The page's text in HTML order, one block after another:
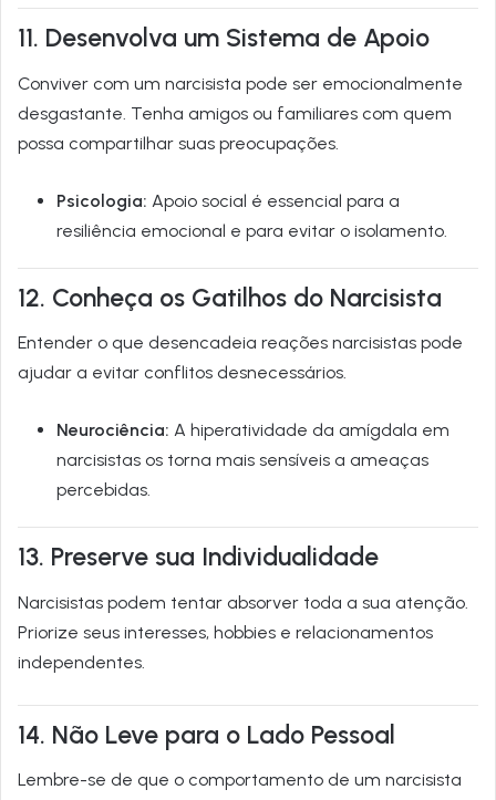
11. Desenvolva um Sistema de Apoio
Conviver com um narcisista pode ser emocionalmente
desgastante. Tenha amigos ou familiares com quem
possa compartilhar suas preocupações.
Psicologia: Apoio social é essencial para a
resiliência emocional e para evitar o isolamento.
12. Conheça os Gatilhos do Narcisista
Entender o que desencadeia reações narcisistas pode
ajudar a evitar conflitos desnecessários.
Neurociência: A hiperatividade da amígdala em
narcisistas os torna mais sensíveis a ameaças
percebidas.
13. Preserve sua Individualidade
Narci­sistas podem tentar absorver toda a sua atenção.
Priorize seus interesses, hobbies e relacionamentos
independentes.
14. Não Leve para o Lado Pessoal
Lembre-se de que o comportamento de um narcisista